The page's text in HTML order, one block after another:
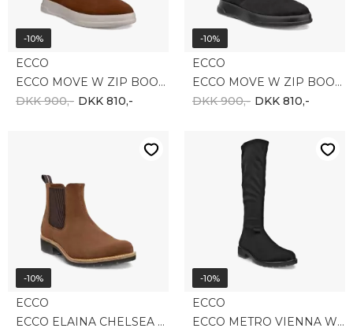
-10%
ECCO
ECCO MOVE W ZIP BOOTIE 223823-05034
DKK 900,- DKK 810,-
-10%
ECCO
ECCO MOVE W ZIP BOOTIE 223823-05001
DKK 900,- DKK 810,-
-10%
ECCO
ECCO ELAINA CHELSEA 202203-05034
-10%
ECCO
ECCO METRO VIENNA W TALL BOOT 231313-51052